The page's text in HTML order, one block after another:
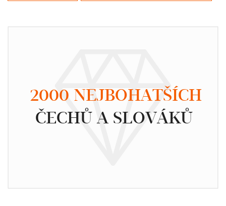
2000 NEJBOHATŠÍCH
ČECHŮ A SLOVÁKŮ